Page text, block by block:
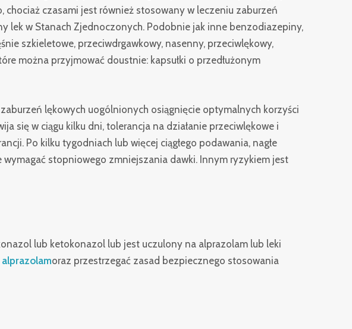
czasami jest również stosowany w leczeniu zaburzeń
lek w Stanach Zjednoczonych. Podobnie jak inne benzodiazepiny,
szkieletowe, przeciwdrgawkowy, nasenny, przeciwlękowy,
można przyjmować doustnie: kapsułki o przedłużonym
lękowych uogólnionych osiągnięcie optymalnych korzyści
się w ciągu kilku dni, tolerancja na działanie przeciwlękowe i
Po kilku tygodniach lub więcej ciągłego podawania, nagłe
stopniowego zmniejszania dawki. Innym ryzykiem jest
lub ketokonazol lub jest uczulony na alprazolam lub leki
oraz przestrzegać zasad bezpiecznego stosowania